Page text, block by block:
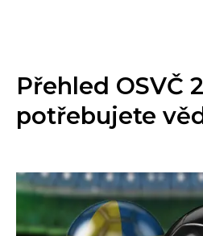
Přehled OSVČ
potřebujete